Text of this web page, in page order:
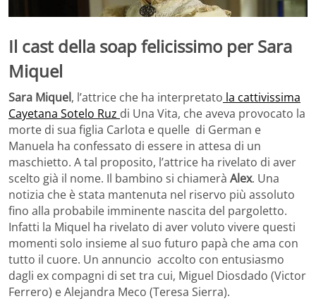
Il cast della soap felicissimo per Sara
Miquel
Sara Miquel, l’attrice che ha interpretato la cattivissima
Cayetana Sotelo Ruz di Una Vita, che aveva provocato la
morte di sua figlia Carlota e quelle di German e
Manuela ha confessato di essere in attesa di un
maschietto. A tal proposito, l’attrice ha rivelato di aver
scelto già il nome. Il bambino si chiamerà Alex. Una
notizia che è stata mantenuta nel riservo più assoluto
fino alla probabile imminente nascita del pargoletto.
Infatti la Miquel ha rivelato di aver voluto vivere questi
momenti solo insieme al suo futuro papà che ama con
tutto il cuore. Un annuncio accolto con entusiasmo
dagli ex compagni di set tra cui, Miguel Diosdado (Victor
Ferrero) e Alejandra Meco (Teresa Sierra).